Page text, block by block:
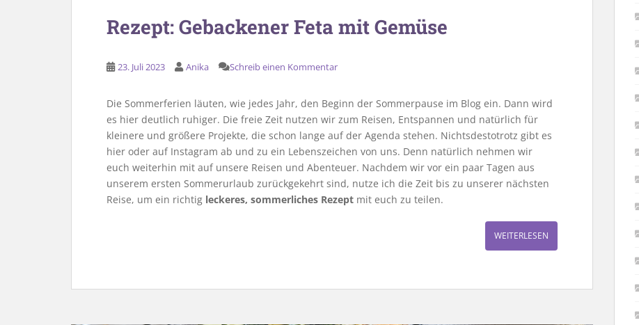
Rezept: Gebackener Feta mit Gemüse
23. Juli 2023 Anika Schreib einen Kommentar
Die Sommerferien läuten, wie jedes Jahr, den Beginn der Sommerpause im Blog ein. Dann wird
es hier deutlich ruhiger. Die freie Zeit nutzen wir zum Reisen, Entspannen und natürlich für
kleinere und größere Projekte, die schon lange auf der Agenda stehen. Nichtsdestotrotz gibt es
hier oder auf Instagram ab und zu ein Lebenszeichen von uns. Denn natürlich nehmen wir
euch weiterhin mit auf unsere Reisen und Abenteuer. Nachdem wir vor ein paar Tagen aus
unserem ersten Sommerurlaub zurückgekehrt sind, nutze ich die Zeit bis zu unserer nächsten
Reise, um ein richtig leckeres, sommerliches Rezept mit euch zu teilen.
WEITERLESEN